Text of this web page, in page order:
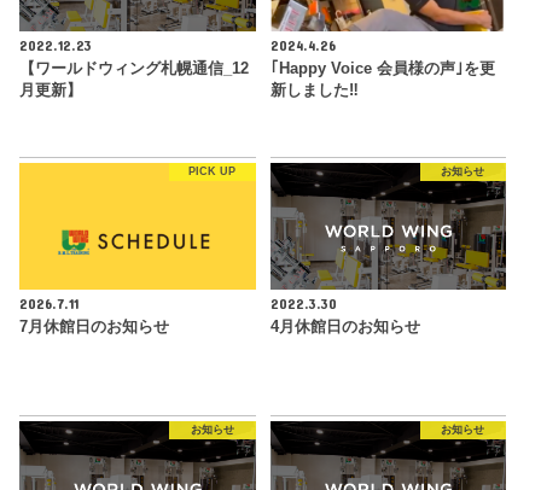
2022.12.23
【ワールドウィング札幌通信_12
月更新】
2024.4.26
｢Happy Voice 会員様の声｣を更
新しました‼︎
PICK UP
2026.7.11
7月休館日のお知らせ
お知らせ
2022.3.30
4月休館日のお知らせ
お知らせ お知らせ